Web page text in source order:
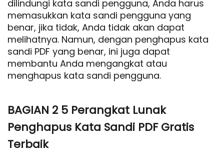
dilindungi kata sandi pengguna, Anda harus
memasukkan kata sandi pengguna yang
benar, jika tidak, Anda tidak akan dapat
melihatnya. Namun, dengan penghapus kata
sandi PDF yang benar, ini juga dapat
membantu Anda mengangkat atau
menghapus kata sandi pengguna.
BAGIAN 2 5 Perangkat Lunak
Penghapus Kata Sandi PDF Gratis
Terbaik